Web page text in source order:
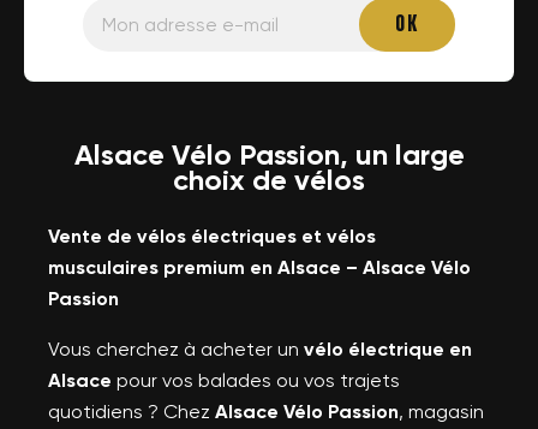
Alsace Vélo Passion, un large
choix de vélos
Vente de vélos électriques et vélos
musculaires premium en Alsace – Alsace Vélo
Passion
Vous cherchez à acheter un vélo électrique en
Alsace pour vos balades ou vos trajets
quotidiens ? Chez Alsace Vélo Passion, magasin